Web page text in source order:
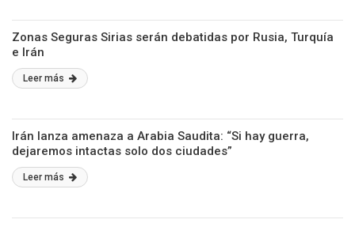
Zonas Seguras Sirias serán debatidas por Rusia, Turquía
e Irán
Leer más
Irán lanza amenaza a Arabia Saudita: “Si hay guerra,
dejaremos intactas solo dos ciudades”
Leer más